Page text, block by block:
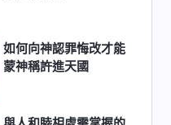
如何向神認罪悔改才能
蒙神稱許進天國